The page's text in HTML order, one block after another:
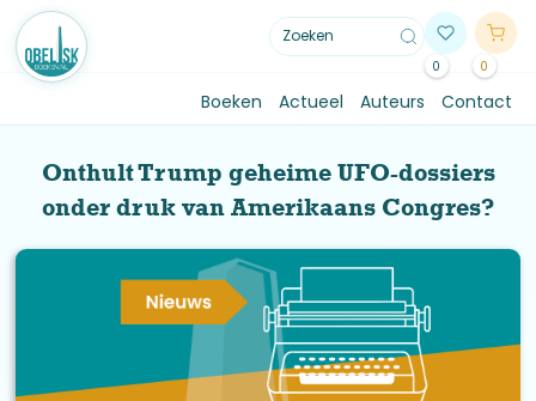
0 0
Boeken Actueel Auteurs Contact
Onthult Trump geheime UFO-dossiers
onder druk van Amerikaans Congres?